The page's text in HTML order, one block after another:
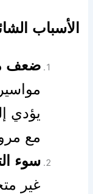
الأسباب
ضعف
يؤدي
مع
سوء
غير